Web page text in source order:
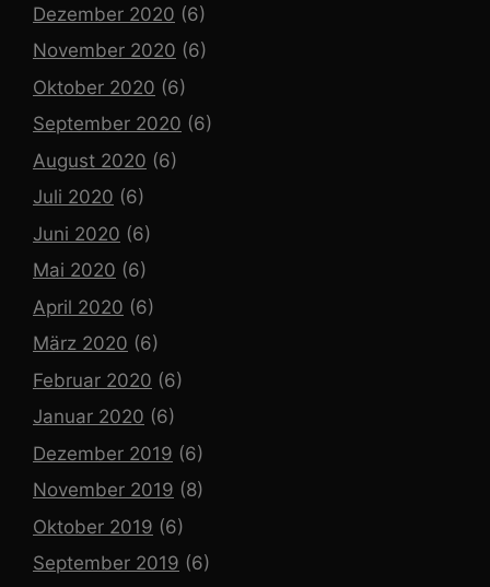
Dezember 2020 (6)
November 2020 (6)
Oktober 2020 (6)
September 2020 (6)
August 2020 (6)
Juli 2020 (6)
Juni 2020 (6)
Mai 2020 (6)
April 2020 (6)
März 2020 (6)
Februar 2020 (6)
Januar 2020 (6)
Dezember 2019 (6)
November 2019 (8)
Oktober 2019 (6)
September 2019 (6)